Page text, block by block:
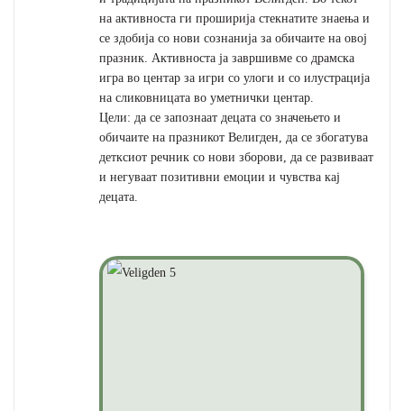
на активноста ги проширија стекнатите знаења и
се здобија со нови сознанија за обичаите на овој
празник. Активноста ја завршивме со драмска
игра во центар за игри со улоги и со илустрација
на сликовницата во уметнички центар.
Цели: да се запознаат децата со значењето и
обичаите на празникот Велигден, да се збогатува
детксиот речник со нови зборови, да се развиваат
и негуваат позитивни емоции и чувства кај
децата.